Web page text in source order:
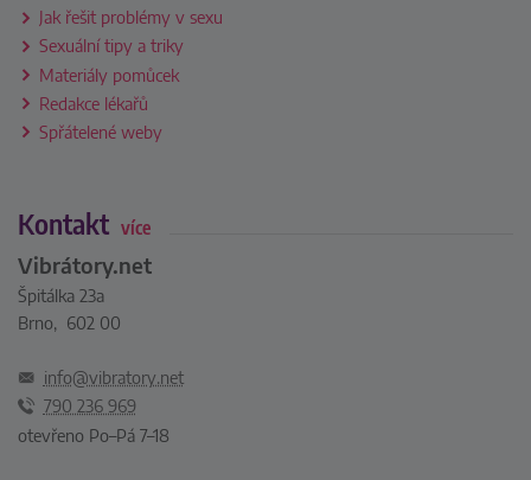
Jak řešit problémy v sexu
Sexuální tipy a triky
Materiály pomůcek
Redakce lékařů
Spřátelené weby
Kontakt více
Vibrátory.net
Špitálka 23a
Brno, 602 00
info@vibratory.net
790 236 969
otevřeno Po–Pá 7–18